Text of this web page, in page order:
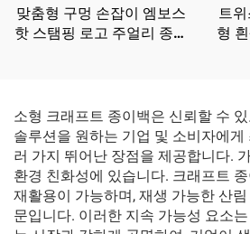
맞춤형 구멍 손잡이 엠보스
핫 스탬핑 로고 주얼리 종이
트
형
소형 크래프트 종이백은 신뢰할 수
솔루션을 원하는 기업 및 소비자에게
러 가지 뛰어난 장점을 제공합니다.
환경 친화성에 있습니다. 크래프트
재활용이 가능하며, 재생 가능한 산
문입니다. 이러한 지속 가능성 요소